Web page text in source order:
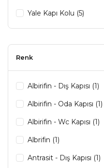
Yale Kapı Kolu (5)
Oda Kapı Kolu (4)
Dış Kapısı (1)
Matsiyah Albrifin Oda (1)
Matsiyah Albrifin Wc (1)
Nikel Saten Oda (1)
Nikel Saten Wc (1)
Renk
Albirifin - Dış Kapısı (1)
Albirifin - Oda Kapısı (1)
Albirifin - Wc Kapısı (1)
Albrifin (1)
Antrasit - Dış Kapısı (1)